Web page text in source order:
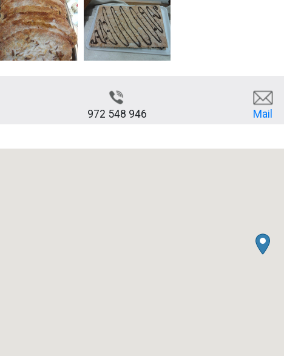
972 548 946 Mail